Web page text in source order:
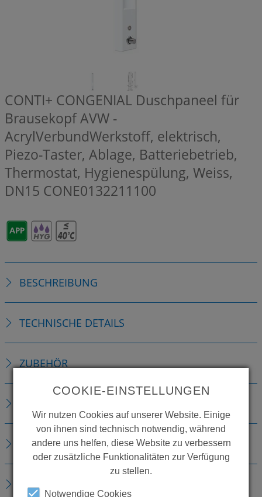
CONTI+ CONGENIAL Duschpaneel für
Brausekopf AVW -
AcrylVerbundWerkstoff, elektrisch,
Piezo-Taster, Ablage, Batteriebetrieb,
Thermostat, Hygienespülung, Weiss,
DN15 CONE0132211100
BESCHREIBUNG
TECHNISCHE DETAILS
ZUBEHÖR
ERSATZTEILE
DOWNLOADS
COOKIE-EINSTELLUNGEN
Wir nutzen Cookies auf unserer Website. Einige
von ihnen sind technisch notwendig, während
andere uns helfen, diese Website zu verbessern
oder zusätzliche Funktionalitäten zur Verfügung
zu stellen.
Notwendige Cookies